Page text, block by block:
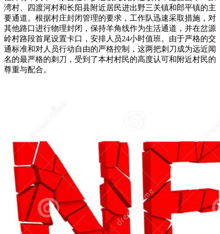
湾村、四渡河村和长阳县附近居民进出野三关镇和郎平镇的主
要通道。根据村庄封闭管理的要求，工作队迅速采取措施，对
其他路口进行物理封闭，保持羊角线作为生活通道，并在岔源
岭村路段首尾设置卡口，安排人员24小时值班。由于严格的交
通标准和对人员行动自由的严格控制，这两把刺刀成为远近闻
名的最严格的刺刀，受到了本村村民的高度认可和附近村民的
尊重与配合。